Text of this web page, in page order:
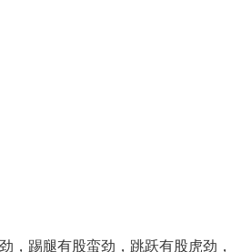
，踢腿有股蛮劲，跳跃有股虎劲，